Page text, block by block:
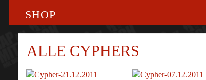
SHOP
ALLE CYPHERS